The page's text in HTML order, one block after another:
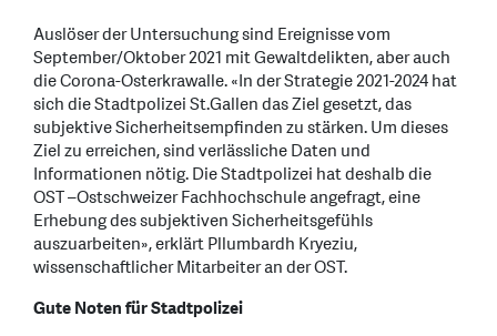
Auslöser der Untersuchung sind Ereignisse vom
September/Oktober 2021 mit Gewaltdelikten, aber auch
die Corona-Osterkrawalle. «In der Strategie 2021-2024 hat
sich die Stadtpolizei St.Gallen das Ziel gesetzt, das
subjektive Sicherheitsempfinden zu stärken. Um dieses
Ziel zu erreichen, sind verlässliche Daten und
Informationen nötig. Die Stadtpolizei hat deshalb die
OST –Ostschweizer Fachhochschule angefragt, eine
Erhebung des subjektiven Sicherheitsgefühls
auszuarbeiten», erklärt Pllumbardh Kryeziu,
wissenschaftlicher Mitarbeiter an der OST.
Gute Noten für Stadtpolizei